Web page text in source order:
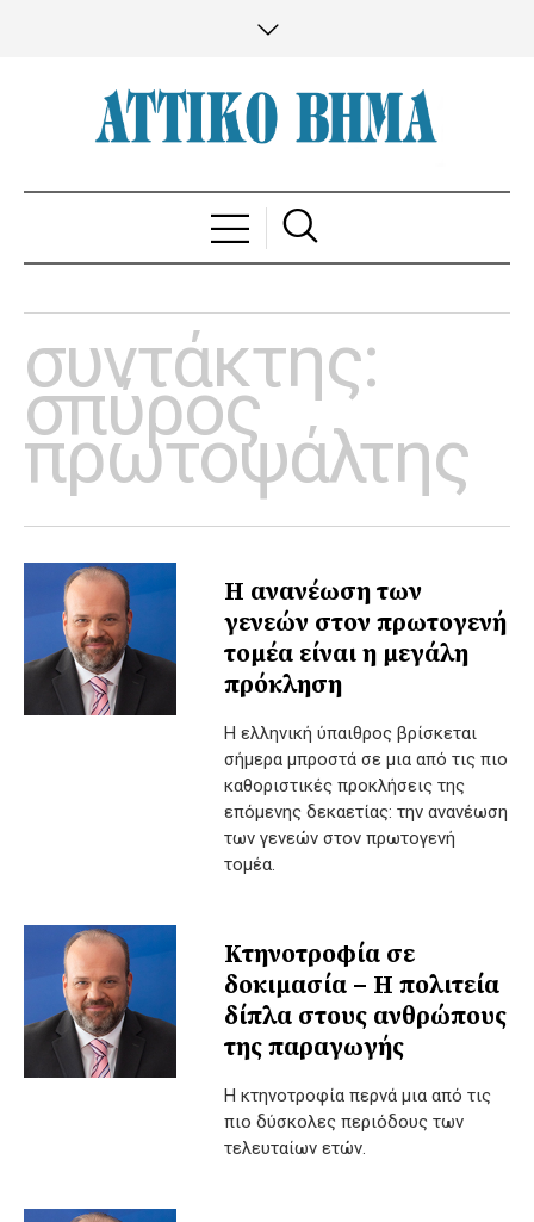
συντάκτης:
σπύρος
πρωτοψάλτης
Η ανανέωση των
γενεών στον πρωτογενή
τομέα είναι η μεγάλη
πρόκληση
Η ελληνική ύπαιθρος βρίσκεται
σήμερα μπροστά σε μια από τις πιο
καθοριστικές προκλήσεις της
επόμενης δεκαετίας: την ανανέωση
των γενεών στον πρωτογενή
τομέα.
Κτηνοτροφία σε
δοκιμασία – Η πολιτεία
δίπλα στους ανθρώπους
της παραγωγής
Η κτηνοτροφία περνά μια από τις
πιο δύσκολες περιόδους των
τελευταίων ετών.